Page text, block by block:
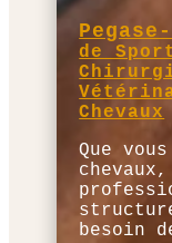
de Sport
Chevaux
Que
besoin